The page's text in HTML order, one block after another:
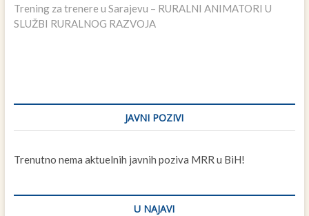
post:
Trening za trenere u Sarajevu – RURALNI ANIMATORI U
SLUŽBI RURALNOG RAZVOJA
JAVNI POZIVI
Trenutno nema aktuelnih javnih poziva MRR u BiH!
U NAJAVI